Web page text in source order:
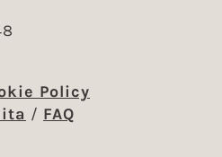
Policy
/ FAQ